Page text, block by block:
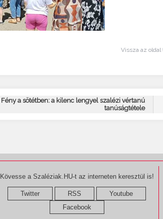
Vissza az
Fény a sötétben: a kilenc lengyel szalézi vértanú
tanúságtétele
Kövesse a Szaléziak.HU-t az interneten keresztül is!
Twitter RSS
Youtube
Facebook